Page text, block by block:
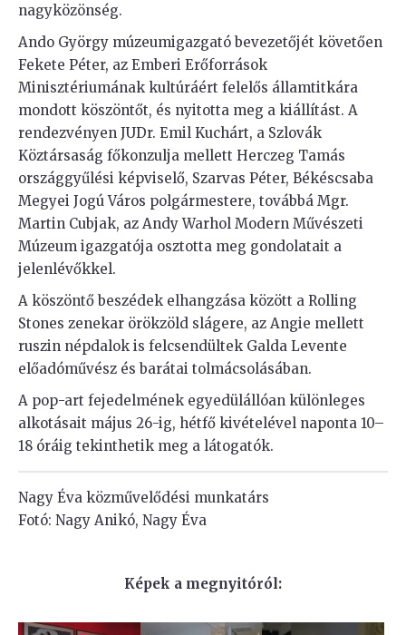
nagyközönség.
Ando György múzeumigazgató bevezetőjét követően
Fekete Péter, az Emberi Erőforrások
Minisztériumának kultúráért felelős államtitkára
mondott köszöntőt, és nyitotta meg a kiállítást. A
rendezvényen JUDr. Emil Kuchárt, a Szlovák
Köztársaság főkonzulja mellett Herczeg Tamás
országgyűlési képviselő, Szarvas Péter, Békéscsaba
Megyei Jogú Város polgármestere, továbbá Mgr.
Martin Cubjak, az Andy Warhol Modern Művészeti
Múzeum igazgatója osztotta meg gondolatait a
jelenlévőkkel.
A köszöntő beszédek elhangzása között a Rolling
Stones zenekar örökzöld slágere, az Angie mellett
ruszin népdalok is felcsendültek Galda Levente
előadóművész és barátai tolmácsolásában.
A pop-art fejedelmének egyedülállóan különleges
alkotásait május 26-ig, hétfő kivételével naponta 10–
18 óráig tekinthetik meg a látogatók.
Nagy Éva közművelődési munkatárs
Fotó: Nagy Anikó, Nagy Éva
Képek a megnyitóról: